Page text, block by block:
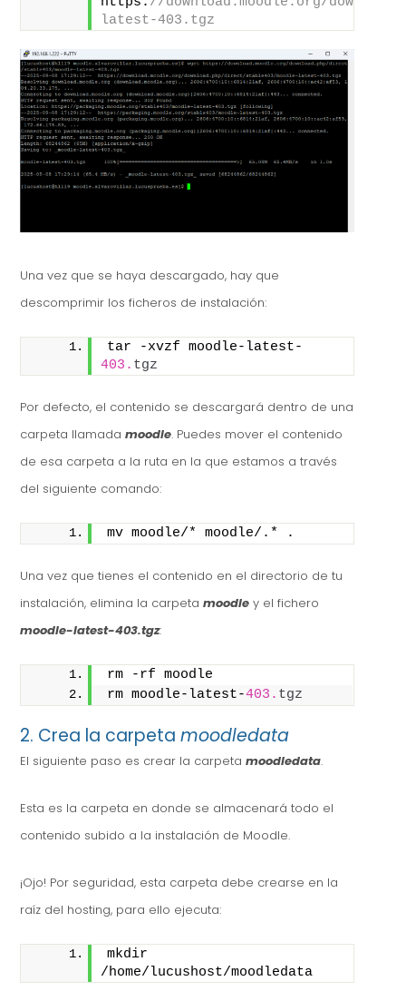
latest-403.tgz
Una vez que se haya descargado, hay que
descomprimir los ficheros de instalación:
tar -xvzf moodle-latest-
403. tgz
Por defecto, el contenido se descargará dentro de una
carpeta llamadamoodle. Puedes mover el contenido
de esa carpeta a la ruta en la que estamos a través
del siguiente comando:
mv moodle/* moodle/.* .
Una vez que tienes el contenido en el directorio de tu
instalación, elimina la carpetamoodle y el fichero
moodle-latest-403.tgz:
rm -rf moodle
rm moodle-latest-403. tgz
2. Crea la carpetamoodledata
El siguiente paso es crear la carpetamoodledata.
Esta es la carpeta en donde se almacenará todo el
contenido subido a la instalación de Moodle.
¡Ojo! Por seguridad, esta carpeta debe crearse en la
raíz del hosting, para ello ejecuta:
mkdir
/home/lucushost/moodledata